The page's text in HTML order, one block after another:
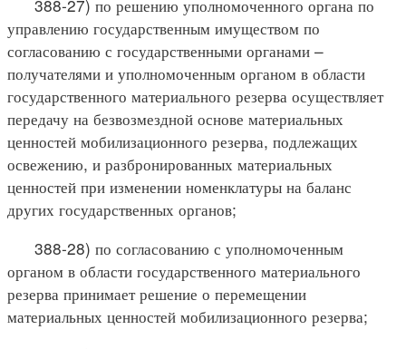
388-27) по решению уполномоченного органа по
управлению государственным имуществом по
согласованию с государственными органами –
получателями и уполномоченным органом в области
государственного материального резерва осуществляет
передачу на безвозмездной основе материальных
ценностей мобилизационного резерва, подлежащих
освежению, и разбронированных материальных
ценностей при изменении номенклатуры на баланс
других государственных органов;
388-28) по согласованию с уполномоченным
органом в области государственного материального
резерва принимает решение о перемещении
материальных ценностей мобилизационного резерва;